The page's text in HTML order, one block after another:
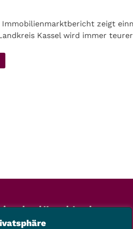
Immobilienmarktbericht zeigt
Kassel wird immer
Kassel-Land
34117 Kassel